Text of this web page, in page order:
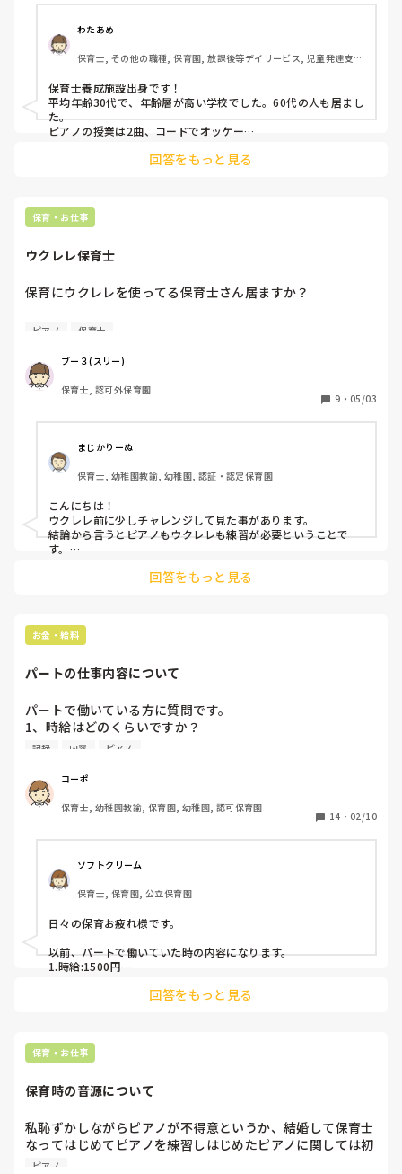
もちろん一定数いらっしゃって、
その都度、楽譜を簡単に書き換えてお渡ししたり
弾きにくい箇所を一緒に練習したり、
アドバイスする事はよくありましたが、
皆さん、ある程度の感覚は持っていらっしゃって、
少しずつでも練習が進んでいたのですが、
1人だけ「ほんっとに弾けないんです！」と、
ほぼ全くといっていいほど弾けないまま
教えようにも、基礎も、両手を動かす感覚も、
無理にでも！という事もできないので、
その方は毎月の行事のピアノの交代制からも抜いて、
他の役割を頼むしかないのですが、
そんな状態でも卒業資格を取得できる学校が
あるのでしょうか？
せめて、バイエル終了　ツェルニーなど、
みんな必死に弾いて卒業するのが
一般的かと思っているのですが、
（皆がんばって実習前に必死にピアノ練習したよね）と思っ
ていたのですが、
わたあめ
保育士, その他の職種, 保育園, 放課後等デイサービス, 児童発達支援
保育士養成施設出身です！
平均年齢30代で、年齢層が高い学校でした。60代の人も居まし
た。
ピアノの授業は2曲、コードでオッケー
自分の出身校は、ピアノに関してはかなりゆるかったです！
就職先も保育園ばかりではなく、
てませんでした。
実習で、保育園だったのに系列の幼稚園行かせられた人、
幼稚園の譜面渡されて、幼稚園でやるから練習してきてと言わ
保育園実習なのになぜ幼稚園実習になるのか？となってまし
実習生だった若い学生が泣きだしたりするレベルでやばかった
って言ってました🙄！
幼稚園資格のテストで全てコピーさせて書かせつつ、資格取ら
就職説明会で、保育士の専門学校行かせてもらいましたが、
お遊びレベルの学生多かったです。
シングルマザーの子ども預かるところですよね？とか言ってき
たり‥🙄！勉強してないの？
昼寝してたり‥🙄！
レベルやばいと思いました🙄！
かったですよ〜！🙄！
回答をもっと見る
保育・お仕事
ウクレレ保育士
保育にウクレレを使ってる保育士さん居ますか？
ピアノが弾けず他の先生方の助けを受ける日々です
ています
と色々思考していると
「ウクレレ保育」という動画を見つけました
ギターよりは簡単とありますが、全くの初心者が1年とかで
保育に活かせるほどに弾けるようになるものなのか？
ウクレレを使っている保育士さん、またはウクレレ経験者の
方ご意見を下さい
ピアノ 保育士
ブー３(スリー)
保育士, 認可外保育園
9 ・ 05/03
まじかりーぬ
保育士, 幼稚園教諭, 幼稚園, 認証・認定保育園
こんにちは！
ウクレレ前に少しチャレンジして見た事があります。
結論から言うとピアノもウクレレも練習が必要ということで
す。
確かにギターよりは簡単ですが、曲を奏でるとなると弦が少な
ウクレレが気になっているなら、1度楽器屋さんに行って体験
回答をもっと見る
お金・給料
パートの仕事内容について
パートで働いている方に質問です。
1、時給はどのくらいですか？
2.仕事内容はどのようなことをしますか？（書類有無など）
4．ピアノはありますか？
時給が安く、転職しようか迷っているため参考までに教えて
記録 内容 ピアノ
コーポ
保育士, 幼稚園教諭, 保育園, 幼稚園, 認可保育園
14 ・ 02/10
ソフトクリーム
保育士, 保育園, 公立保育園
日々の保育お疲れ様です。
以前、パートで働いていた時の内容になります。
1.時給:1500円
保育園の方針などによって異なると思うので、あまり参考には
ならないかもしれません。ただ昇給に関しては、私の周りでも
回答をもっと見る
保育・お仕事
保育時の音源について
私恥ずかしながらピアノが不得意というか、結婚して保育士
なってはじめてピアノを練習しはじめたピアノに関しては初
心者です。
ピアノ